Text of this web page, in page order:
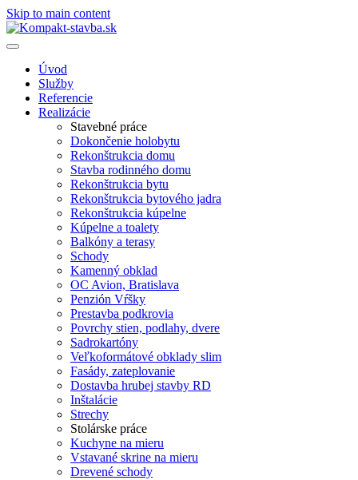
Skip to main content
Úvod
Služby
Referencie
Realizácie
Stavebné práce
Dokončenie holobytu
Rekonštrukcia domu
Stavba rodinného domu
Rekonštrukcia bytu
Rekonštrukcia bytového jadra
Rekonštrukcia kúpelne
Kúpelne a toalety
Balkóny a terasy
Schody
Kamenný obklad
OC Avion, Bratislava
Penzión Vŕšky
Prestavba podkrovia
Povrchy stien, podlahy, dvere
Sadrokartóny
Veľkoformátové obklady slim
Fasády, zateplovanie
Dostavba hrubej stavby RD
Inštalácie
Strechy
Stolárske práce
Kuchyne na mieru
Vstavané skrine na mieru
Drevené schody